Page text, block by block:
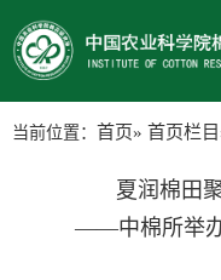
当前位置： 首页» 首页栏目
夏润棉田
——中棉所举